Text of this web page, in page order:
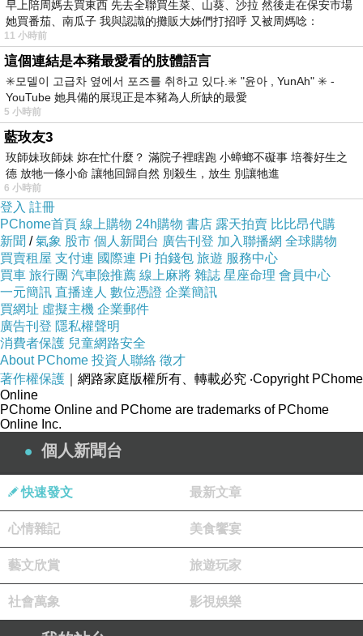
堂營業時間
本站圖文皆引用自金石堂,圖文所有權皆為原所有權人所有,引用人與金
石堂有合作關係！
開除自己的總經理-金石堂網路書店
內容簡介
《開除自己的總經理》
「我曾是總經理，也是小兒子，這是我，職場與家庭的故
事。」──王文華。
校園職場、異地起居、感情錯失、親人告別……
十年的體驗，濃縮成一本書。
王文華最深刻自剖的一次書寫嘗試。
早上陪周媽去買東西 先去全聯買生菜、山葵、沙拉 然後走在保安市場
她買番茄、南瓜子 我與認識的攤販大姊們打招呼 又被周媽唸：
11 小時前
這個連結是本豬最愛看的肢體語言
✳️모델이 고급차 옆에서 포즈를 취하고 있다.✳️ "윤아 , YunAh" ✳️ -
YouTube 她具備的展現正是本豬為人所缺的最愛
5 小時前
藍玫友3
玫師妹玫師妹 妳在忙什麼？ 滿院子裡瞎跑 小蟑螂不礙事 培養好生之
德 放牠一條小命 讓牠回歸自然 別殺生，放生 別讓牠進
6 小時前
登入 註冊
PChome首頁 線上購物 24h購物 書店 露天拍賣 比比昂代購
新聞 /氣象 股市 個人新聞台 廣告刊登 加入聯播網 全球購物
買賣租屋 支付連 國際連 Pi 拍錢包 旅遊 服務中心
買車 旅行團 汽車險推薦 線上麻將 雜誌 星座命理 會員中心
一元簡訊 直播達人 數位憑證 企業簡訊
買網址 虛擬主機 企業郵件
廣告刊登 隱私權聲明
消費者保護 兒童網路安全
About PChome 投資人聯絡 徵才
著作權保護 ｜網路家庭版權所有、轉載必究 ‧Copyright PChome
Online
PChome Online and PChome are trademarks of PChome
Online Inc.
個人新聞台
快速發文 最新文章
心情雜記 美食饗宴
藝文欣賞 旅遊玩家
社會萬象 影視娛樂